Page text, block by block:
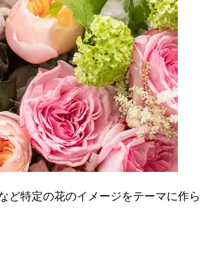
ど特定の花のイメージをテーマに作ら